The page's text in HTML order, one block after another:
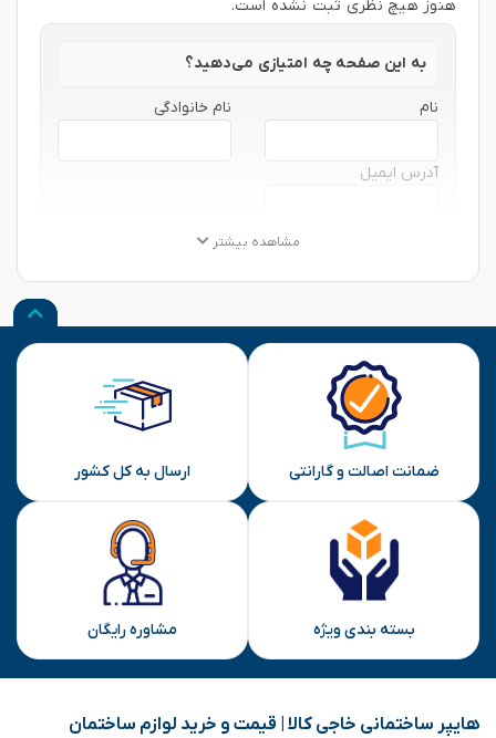
هنوز هیچ نظری ثبت نشده است.
به این صفحه چه امتیازی می‌دهید؟
نام نام خانوادگی
آدرس ایمیل
★
ارسال
مشاهده بیشتر
ضمانت اصالت و گارانتی ارسال به کل کشور
بسته بندی ویژه مشاوره رایگان
هایپر ساختمانی خاجی‌ کالا | قیمت و خرید لوازم ساختمان